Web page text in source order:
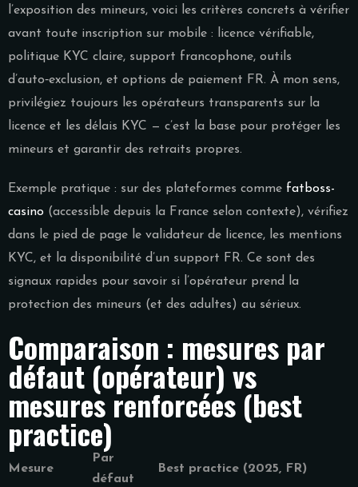
l’exposition des mineurs, voici les critères concrets à vérifier
avant toute inscription sur mobile : licence vérifiable,
politique KYC claire, support francophone, outils
d’auto‑exclusion, et options de paiement FR. À mon sens,
privilégiez toujours les opérateurs transparents sur la
licence et les délais KYC — c’est la base pour protéger les
mineurs et garantir des retraits propres.
Exemple pratique : sur des plateformes comme fatboss-
casino (accessible depuis la France selon contexte), vérifiez
dans le pied de page le validateur de licence, les mentions
KYC, et la disponibilité d’un support FR. Ce sont des
signaux rapides pour savoir si l’opérateur prend la
protection des mineurs (et des adultes) au sérieux.
Comparaison : mesures par
défaut (opérateur) vs
mesures renforcées (best
practice)
Mesure
Par
défaut
Best practice (2025, FR)